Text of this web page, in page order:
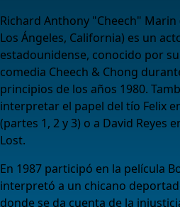
Richard Anthony "Cheech" Marin
Los Ángeles, California) es un
estadounidense, conocido por
comedia Cheech & Chong
principios de los años 1980.
interpretar el papel del tío Felix
(partes 1, 2 y 3) o a David Reyes
Lost.
En 1987 participó en la película
interpretó a un chicano
donde se da cuenta de la